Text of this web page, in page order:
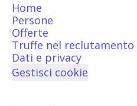
Home
Persone
Offerte
Truffe nel reclutamento
Dati e privacy
Gestisci cookie